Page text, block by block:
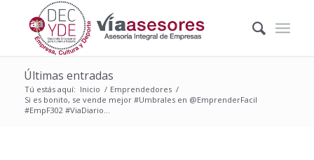
Últimas entradas
Tú estás aquí: Inicio / Emprendedores /
Si es bonito, se vende mejor #Umbrales en @EmprenderFacil
#EmpF302 #ViaDiario...